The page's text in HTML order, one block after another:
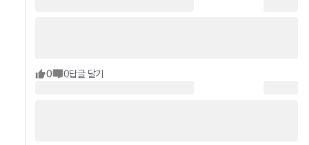
0 0답글 달기